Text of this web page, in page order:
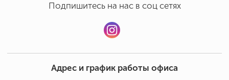
Подпишитесь на нас в соц сетях
Адрес и график работы офиса